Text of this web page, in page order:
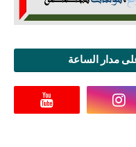
مدار الساعة